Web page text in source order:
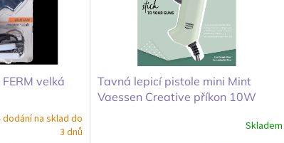
velká
na sklad do
3 dnů
Tavná lepicí pistole mini Mint
Vaessen Creative příkon 10W
Skladem